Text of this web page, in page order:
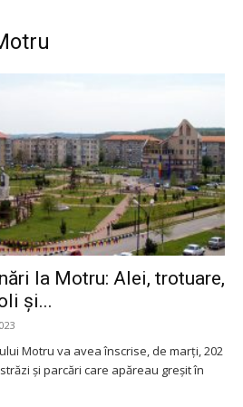
la Motru: Alei, trotuare,
și...
Motru va avea înscrise, de marți, 202
și parcări care apăreau greșit în